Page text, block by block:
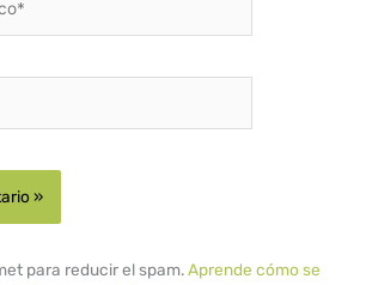
para reducir el spam.Aprende cómo se